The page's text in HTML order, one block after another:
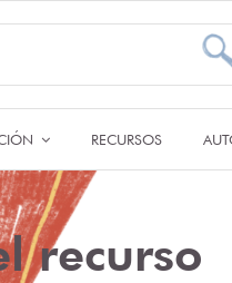
RECURSOS
recurso